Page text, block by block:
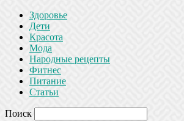
Здоровье
Дети
Красота
Мода
Народные рецепты
Фитнес
Питание
Статьи
Поиск